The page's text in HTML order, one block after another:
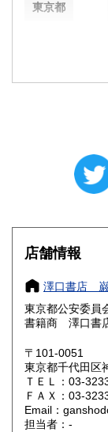
東京都
大阪府
奈良県
鳥取県
岡山県
山口県
香川県
店舗情報
澤口書店
東京都公安委員
書籍商 澤口書
〒101-0051
東京都千代田
ＴＥＬ：03-
ＦＡＸ：03-
Email：
担当者：-